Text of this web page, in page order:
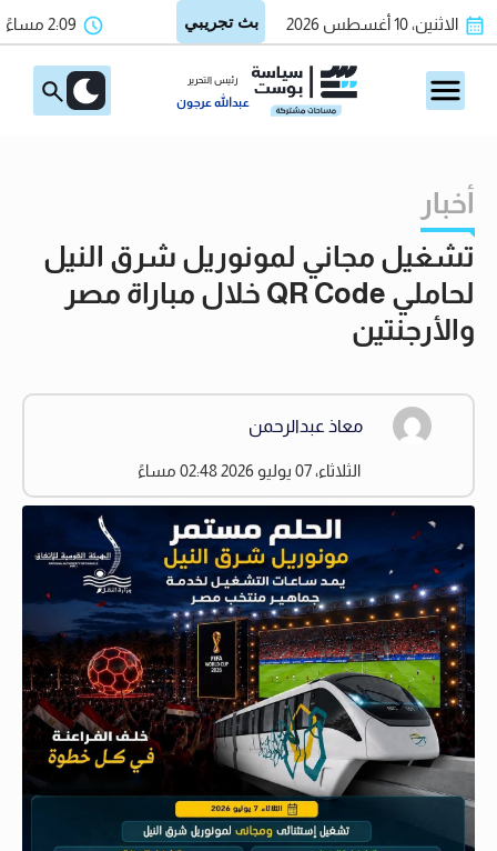
الاثنين، 10 أغسطس 2026 2:09 مساءً
رئيس التحرير
عبدالله عرجون
أخبار
تشغيل مجاني لمونوريل شرق النيل
لحاملي QR Code خلال مباراة مصر
والأرجنتين
معاذ عبدالرحمن
الثلاثاء، 07 يوليو 2026 02:48 مساءً